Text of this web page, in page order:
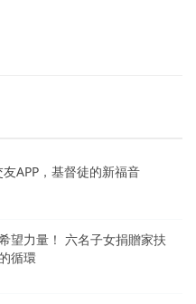
APP，基督徒的新福音
望力量！ 六名子女捐贈家扶
循環